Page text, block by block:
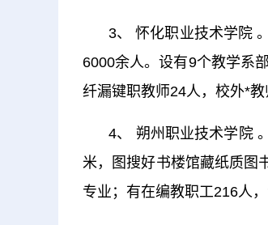
3、 怀化职业技术学院
6000余人。设有9个教学系
纤漏键职教师24人，校外*教
4、 朔州职业技术学院
米，图搜好书楼馆藏纸质图
专业；有在编教职工216人，